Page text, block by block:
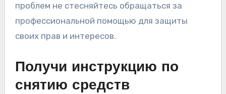
проблем не стесняйтесь обращаться за
профессиональной помощью для защиты
своих прав и интересов.
Получи инструкцию по
снятию средств